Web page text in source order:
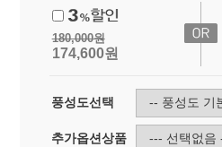
180,000원
174,600원
풍성도선택
추가옵션상품